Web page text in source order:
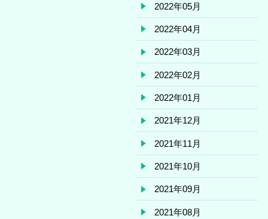
2022年05月
2022年04月
2022年03月
2022年02月
2022年01月
2021年12月
2021年11月
2021年10月
2021年09月
2021年08月